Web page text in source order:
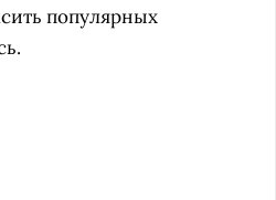
популярных